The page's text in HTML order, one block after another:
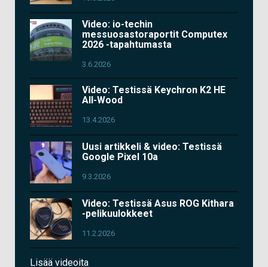
Video: io-techin
messuosastoraportit Computex
2026 -tapahtumasta
3.6.2026
Video: Testissä Keychron K2 HE
All-Wood
13.4.2026
Uusi artikkeli & video: Testissä
Google Pixel 10a
9.3.2026
Video: Testissä Asus ROG Kithara
-pelikuulokkeet
11.2.2026
Lisää videoita